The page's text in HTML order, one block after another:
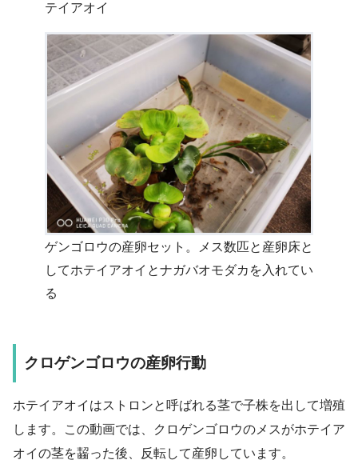
テイアオイ
ゲンゴロウの産卵セット。メス数匹と産卵床と
してホテイアオイとナガバオモダカを入れてい
る
クロゲンゴロウの産卵行動
ホテイアオイはストロンと呼ばれる茎で子株を出して増殖
します。この動画では、クロゲンゴロウのメスがホテイア
オイの茎を齧った後、反転して産卵しています。